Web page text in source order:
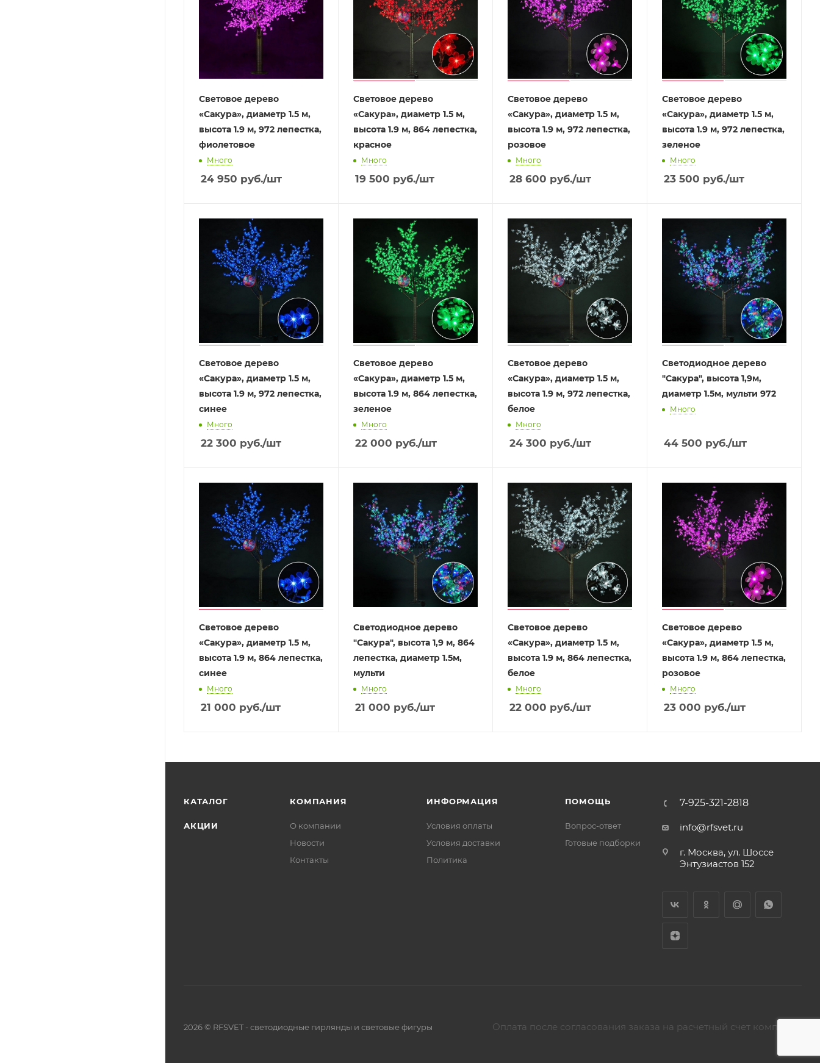
Световое дерево
«Сакура», диаметр 1.5 м,
высота 1.9 м, 972 лепестка,
фиолетовое
Много
24 950 руб./шт
Световое дерево
«Сакура», диаметр 1.5 м,
высота 1.9 м, 864 лепестка,
красное
Много
19 500 руб./шт
Световое дерево
«Сакура», диаметр 1.5 м,
высота 1.9 м, 972 лепестка,
розовое
Много
28 600 руб./шт
Световое дерево
«Сакура», диаметр 1.5 м,
высота 1.9 м, 972 лепестка,
зеленое
Много
23 500 руб./шт
Световое дерево
«Сакура», диаметр 1.5 м,
высота 1.9 м, 972 лепестка,
синее
Много
22 300 руб./шт
Световое дерево
«Сакура», диаметр 1.5 м,
высота 1.9 м, 864 лепестка,
зеленое
Много
22 000 руб./шт
Световое дерево
«Сакура», диаметр 1.5 м,
высота 1.9 м, 972 лепестка,
белое
Много
24 300 руб./шт
Светодиодное дерево
"Сакура", высота 1,9м,
диаметр 1.5м, мульти 972
Много
44 500 руб./шт
Световое дерево
«Сакура», диаметр 1.5 м,
высота 1.9 м, 864 лепестка,
синее
Много
21 000 руб./шт
Светодиодное дерево
"Сакура", высота 1,9 м, 864
лепестка, диаметр 1.5м,
мульти
Много
21 000 руб./шт
Световое дерево
«Сакура», диаметр 1.5 м,
высота 1.9 м, 864 лепестка,
белое
Много
22 000 руб./шт
Световое дерево
«Сакура», диаметр 1.5 м,
высота 1.9 м, 864 лепестка,
розовое
Много
23 000 руб./шт
КАТАЛОГ
АКЦИИ
КОМПАНИЯ
О компании
Новости
Контакты
ИНФОРМАЦИЯ
Условия оплаты
Условия доставки
Политика
ПОМОЩЬ
Вопрос-ответ
Готовые подборки
7-925-321-2818
info@rfsvet.ru
г. Москва, ул. Шоссе
Энтузиастов 152
2026 © RFSVET - светодиодные гирлянды и световые фигуры Оплата после согласования заказа на расчетный счет компании